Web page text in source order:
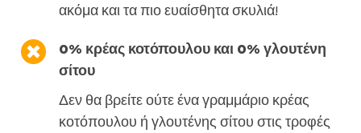
ακόμα και τα πιο ευαίσθητα σκυλιά!

0% κρέας κοτόπουλου και 0% γλουτένη
σίτου
Δεν θα βρείτε ούτε ένα γραμμάριο κρέας
κοτόπουλου ή γλουτένης σίτου στις τροφές